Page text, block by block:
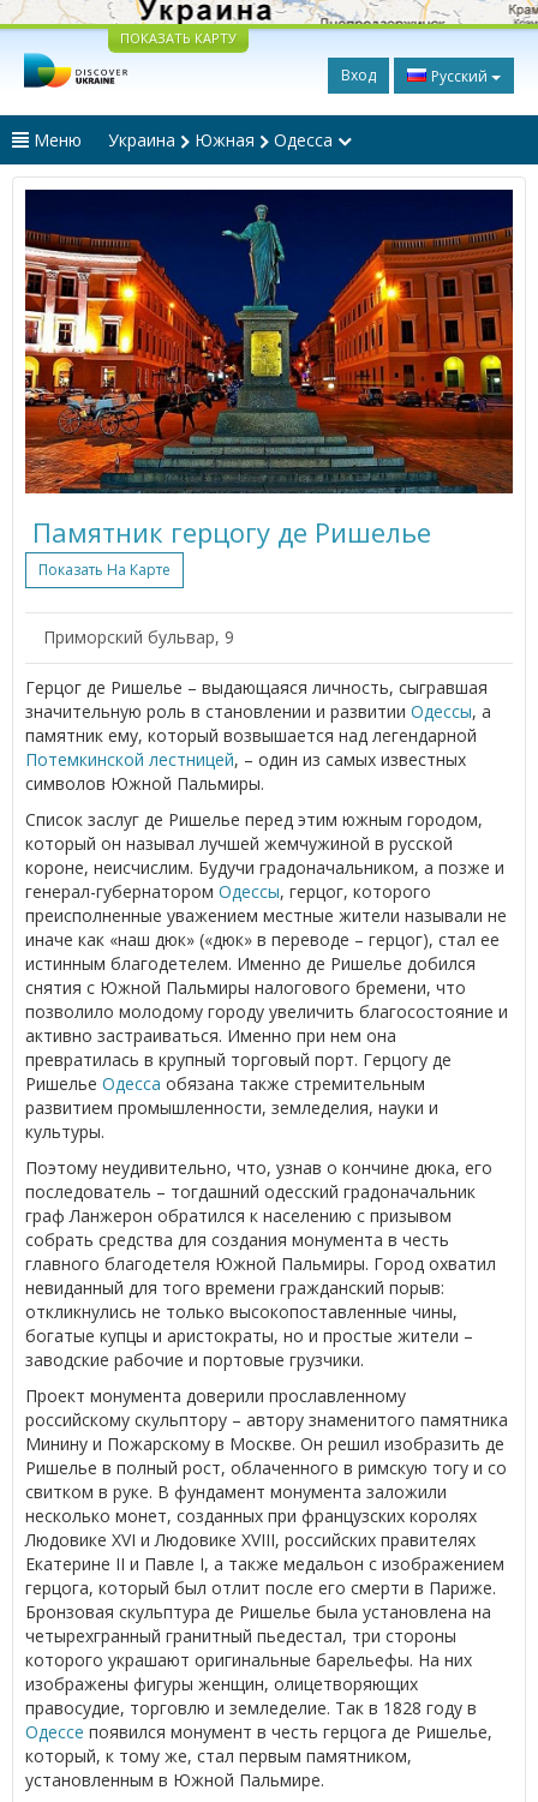
ПОКАЗАТЬ КАРТУ
Вход Русский
Меню Украина Южная Одесса
Памятник герцогу де Ришелье
Показать На Карте
Приморский бульвар, 9
Герцог де Ришелье – выдающаяся личность, сыгравшая
значительную роль в становлении и развитии Одессы, а
памятник ему, который возвышается над легендарной
Потемкинской лестницей, – один из самых известных
символов Южной Пальмиры.
Список заслуг де Ришелье перед этим южным городом,
который он называл лучшей жемчужиной в русской
короне, неисчислим. Будучи градоначальником, а позже и
генерал-губернатором Одессы, герцог, которого
преисполненные уважением местные жители называли не
иначе как «наш дюк» («дюк» в переводе – герцог), стал ее
истинным благодетелем. Именно де Ришелье добился
снятия с Южной Пальмиры налогового бремени, что
позволило молодому городу увеличить благосостояние и
активно застраиваться. Именно при нем она
превратилась в крупный торговый порт. Герцогу де
Ришелье Одесса обязана также стремительным
развитием промышленности, земледелия, науки и
культуры.
Поэтому неудивительно, что, узнав о кончине дюка, его
последователь – тогдашний одесский градоначальник
граф Ланжерон обратился к населению с призывом
собрать средства для создания монумента в честь
главного благодетеля Южной Пальмиры. Город охватил
невиданный для того времени гражданский порыв:
откликнулись не только высокопоставленные чины,
богатые купцы и аристократы, но и простые жители –
заводские рабочие и портовые грузчики.
Проект монумента доверили прославленному
российскому скульптору – автору знаменитого памятника
Минину и Пожарскому в Москве. Он решил изобразить де
Ришелье в полный рост, облаченного в римскую тогу и со
свитком в руке. В фундамент монумента заложили
несколько монет, созданных при французских королях
Людовике XVI и Людовике XVIII, российских правителях
Екатерине II и Павле I, а также медальон с изображением
герцога, который был отлит после его смерти в Париже.
Бронзовая скульптура де Ришелье была установлена на
четырехгранный гранитный пьедестал, три стороны
которого украшают оригинальные барельефы. На них
изображены фигуры женщин, олицетворяющих
правосудие, торговлю и земледелие. Так в 1828 году в
Одессе появился монумент в честь герцога де Ришелье,
который, к тому же, стал первым памятником,
установленным в Южной Пальмире.